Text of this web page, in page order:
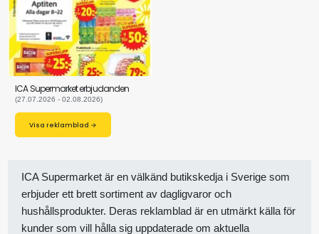
ICA Supermarket erbjudanden
(27.07.2026 - 02.08.2026)
Visa reklamblad →
ICA Supermarket är en välkänd butikskedja i Sverige som
erbjuder ett brett sortiment av dagligvaror och
hushållsprodukter. Deras reklamblad är en utmärkt källa för
kunder som vill hålla sig uppdaterade om aktuella